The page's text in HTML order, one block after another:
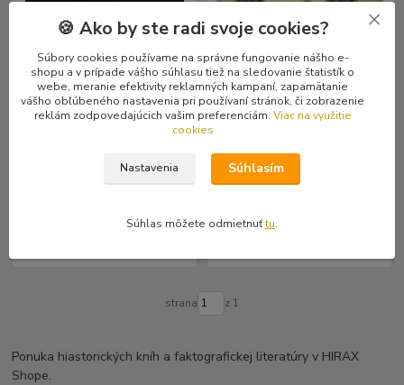
Skladom
1 ks
slove (kniha, Žiarislav)
12,99 €/ks
12,37 €bez DPH
strana z 1
Ponuka hiastorických kníh a faktografickej literatúry v HIRAX
Shope.
🍪 Ako by ste radi svoje cookies?
Súbory cookies používame na správne fungovanie nášho e-
shopu a v prípade vášho súhlasu tiež na sledovanie štatistík o
webe, meranie efektivity reklamných kampaní, zapamätanie
vášho obľúbeného nastavenia pri používaní stránok, či zobrazenie
reklám zodpovedajúcich vašim preferenciám. Viac na využitie
cookies
Nastavenia Súhlasím
Súhlas môžete odmietnuťtu.